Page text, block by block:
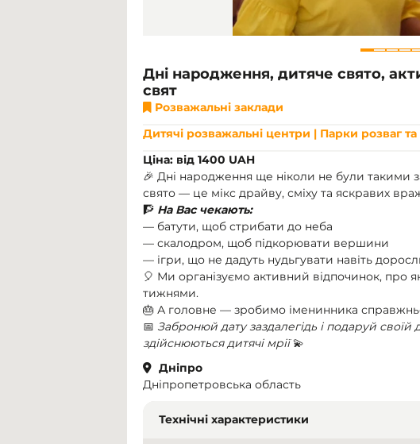
Дні народження, дитяче свято,
свят
Розважальні заклади
Дитячі розважальні центри | Парки розваг та
Ціна: від 1400 UAH
🎉 Дні народження ще ніколи не були
свято — це мікс драйву, сміху та яскравих
🧗 На Вас чекають:
— батути, щоб стрибати до неба
— скалодром, щоб підкорювати вершини
— ігри, що не дадуть нудьгувати навіть
🎈 Ми організуємо активний відпочинок, про
тижнями.
🎂 А головне — зробимо іменинника
📅 Забронюй дату заздалегідь і подаруй
здійснюються дитячі мрії💫
Дніпро
Дніпропетровська область
Технічні характеристики